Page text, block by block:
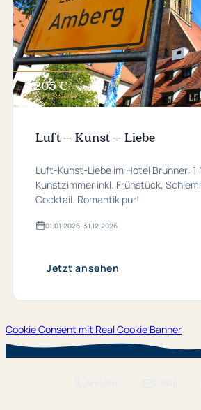
ab 205 €
PRO PERSON
Luft – Kunst – Liebe
Luft-Kunst-Liebe im Hotel Brunner: 1
Kunstzimmer inkl. Frühstück,
Cocktail. Romantik pur!
01.​01.​2026–31.​12.​2026
Gültig
2026Jetzt ansehen
Cookie Consent mit Real Cookie Banner